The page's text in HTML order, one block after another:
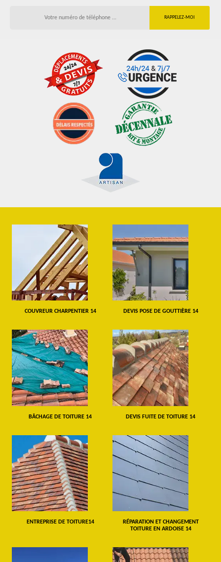
COUVREUR CHARPENTIER 14 DEVIS POSE DE GOUTTIÈRE 14
BÂCHAGE DE TOITURE 14 DEVIS FUITE DE TOITURE 14
ENTREPRISE DE TOITURE14
RÉPARATION ET CHANGEMENT
TOITURE EN ARDOISE 14